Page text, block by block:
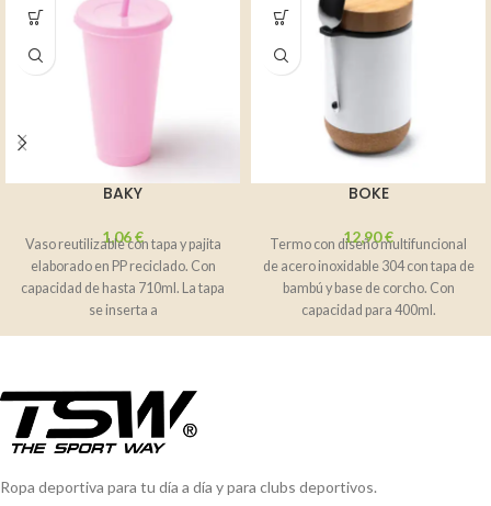
BAKY
1,06€
Vaso reutilizable con tapa y pajita
elaborado en PP reciclado. Con
capacidad de hasta 710ml. La tapa
se inserta a
BOKE
12,90€
Termo con diseño multifuncional
de acero inoxidable 304 con tapa de
bambú y base de corcho. Con
capacidad para 400ml.
Ropa deportiva para tu día a día y para clubs deportivos.